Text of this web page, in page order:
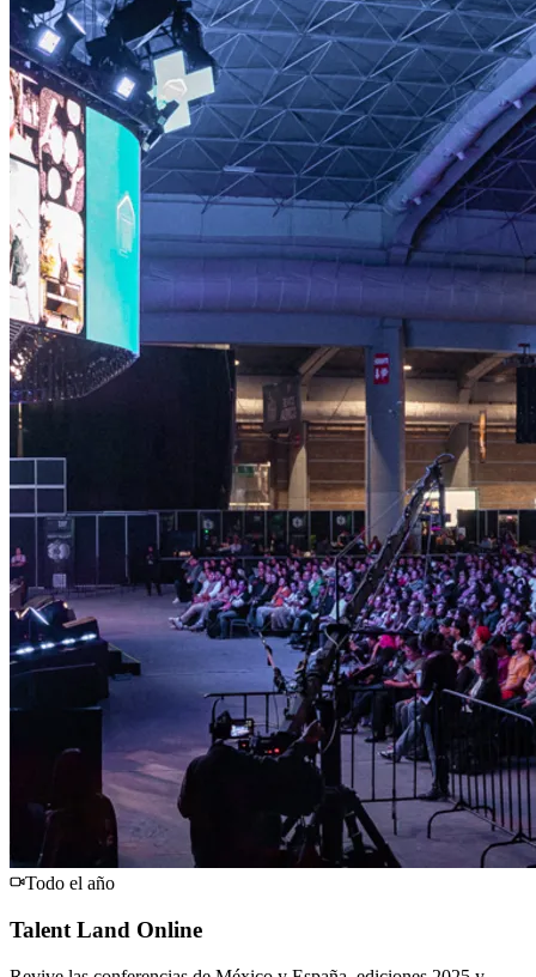
Todo el año
Talent Land Online